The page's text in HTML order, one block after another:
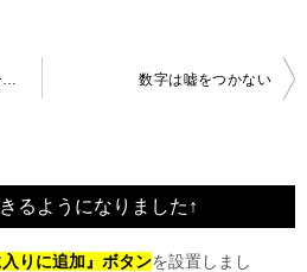
数字は嘘をつかない
るようになりました↑
入りに追加』ボタンを設置しまし